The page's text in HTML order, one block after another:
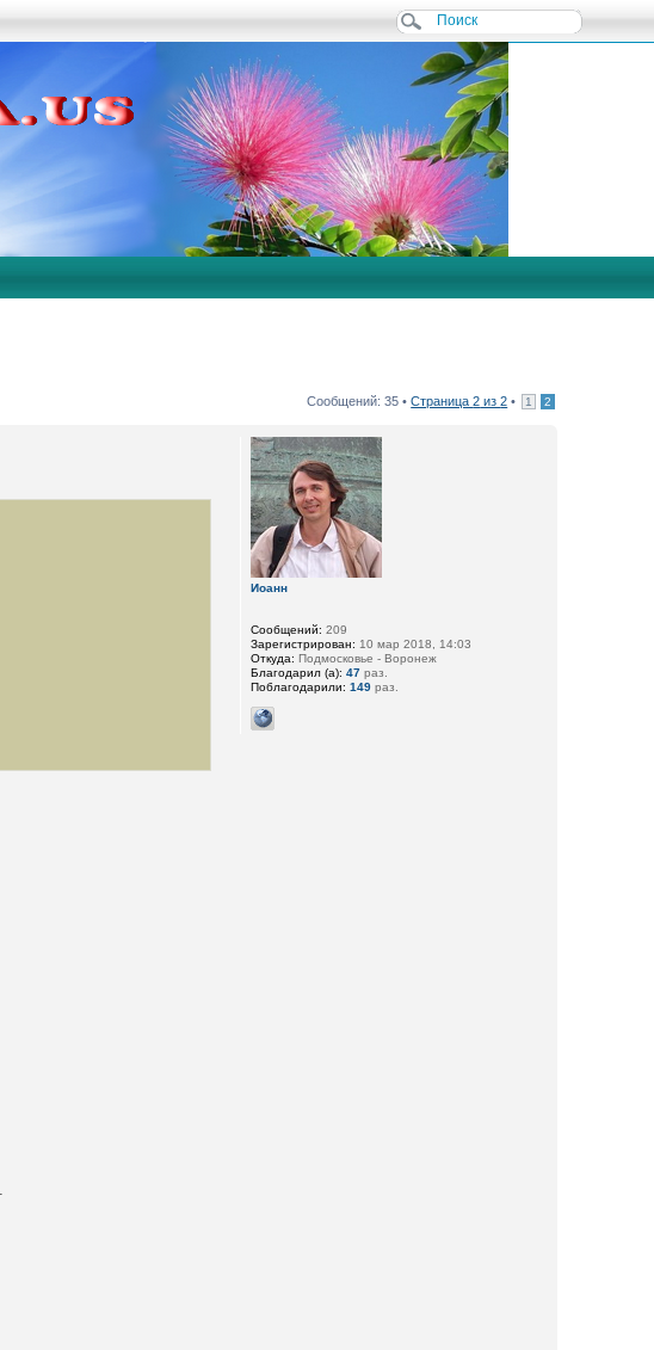
Сообщений: 35 •Страница2 из2 • 1 2
Иоанн
Сообщений: 209
Зарегистрирован: 10 мар 2018, 14:03
Откуда: Подмосковье - Воронеж
Благодарил (а): 47раз.
Поблагодарили: 149раз.